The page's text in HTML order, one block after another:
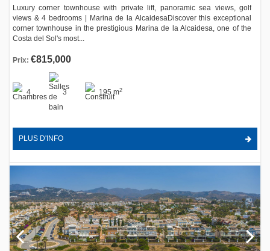
Luxury corner townhouse with private lift, panoramic sea views, golf
views & 4 bedrooms | Marina de la AlcaidesaDiscover this exceptional
corner townhouse in the prestigious Marina de la Alcaidesa, one of the
Costa del Sol's most...
Prix: €815,000
4 3 195 m2
PLUS D'INFO